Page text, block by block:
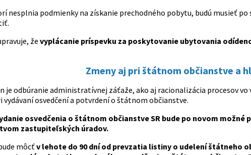
nesplnia podmienky na získanie prechodného pobytu, budú musieť
ževyplácanie príspevku za poskytovanie ubytovania
Zmeny aj pri štátnom občianstve a
je odbúranie administratívnej záťaže, ako aj racionalizácia procesov
vydávaní osvedčení a potvrdení o štátnom občianstve.
osvedčenia o štátnom občianstve SR bude po novom
zastupiteľských úradov.
môcťv lehote do 90 dní od prevzatia listiny o udelení štátneho